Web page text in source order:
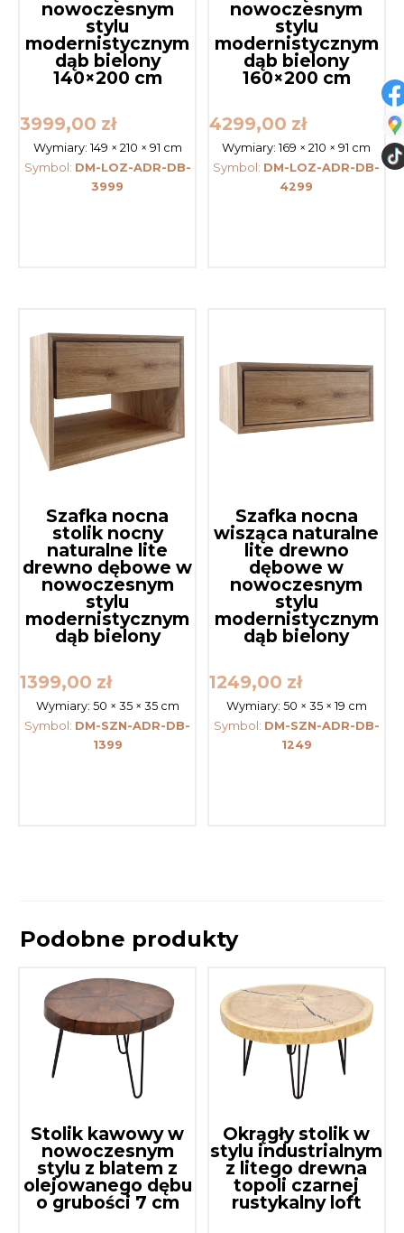
nowoczesnym
stylu
modernistycznym
dąb bielony
140×200 cm
3999,00 zł
Wymiary: 149 × 210 × 91 cm
Symbol: DM-LOZ-ADR-DB-
3999
nowoczesnym
stylu
modernistycznym
dąb bielony
160×200 cm
4299,00 zł
Wymiary:169 × 210 × 91 cm
Symbol: DM-LOZ-ADR-DB-
4299
Szafka nocna
stolik nocny
naturalne lite
drewno dębowe w
nowoczesnym
stylu
modernistycznym
dąb bielony
1399,00 zł
Wymiary: 50 × 35 × 35 cm
Symbol: DM-SZN-ADR-DB-
1399
Szafka nocna
wisząca naturalne
lite drewno
dębowe w
nowoczesnym
stylu
modernistycznym
dąb bielony
1249,00 zł
Wymiary: 50 × 35 × 19 cm
Symbol: DM-SZN-ADR-DB-
1249
Podobne produkty
Stolik kawowy w
nowoczesnym
stylu z blatem z
olejowanego dębu
o grubości 7 cm
Okrągły stolik w
stylu industrialnym
z litego drewna
topoli czarnej
rustykalny loft